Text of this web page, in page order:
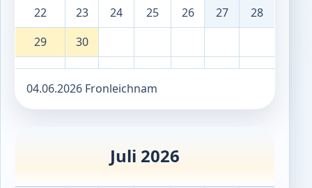
22
23 24 25 26 27
28
29
30
04.06.2026 Fronleichnam
Juli 2026